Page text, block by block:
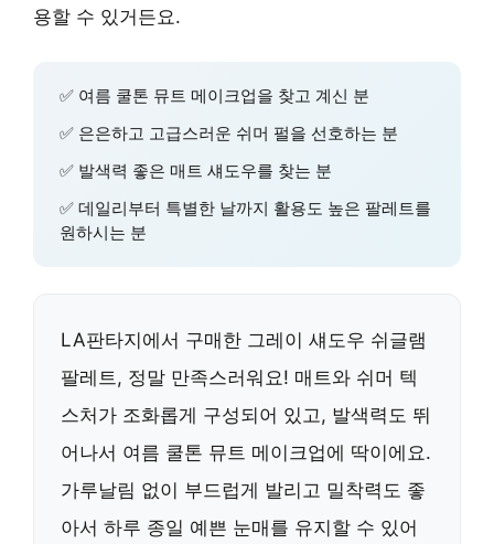
용할 수 있거든요.
✅ 여름 쿨톤 뮤트 메이크업을 찾고 계신 분
✅ 은은하고 고급스러운 쉬머 펄을 선호하는 분
✅ 발색력 좋은 매트 섀도우를 찾는 분
✅ 데일리부터 특별한 날까지 활용도 높은 팔레트를
원하시는 분
LA판타지에서 구매한 그레이 섀도우 쉬글램
팔레트, 정말 만족스러워요! 매트와 쉬머 텍
스처가 조화롭게 구성되어 있고, 발색력도 뛰
어나서 여름 쿨톤 뮤트 메이크업에 딱이에요.
가루날림 없이 부드럽게 발리고 밀착력도 좋
아서 하루 종일 예쁜 눈매를 유지할 수 있어